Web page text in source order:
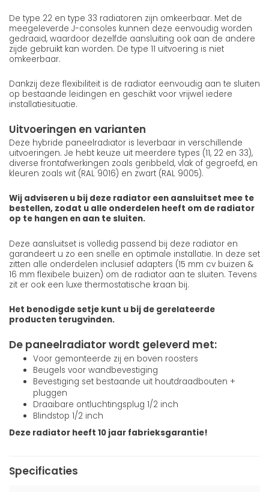
De type 22 en type 33 radiatoren zijn omkeerbaar. Met de
meegeleverde J-consoles kunnen deze eenvoudig worden
gedraaid, waardoor dezelfde aansluiting ook aan de andere
zijde gebruikt kan worden. De type 11 uitvoering is niet
omkeerbaar.
Dankzij deze flexibiliteit is de radiator eenvoudig aan te sluiten
op bestaande leidingen en geschikt voor vrijwel iedere
installatiesituatie.
Uitvoeringen en varianten
Deze hybride paneelradiator is leverbaar in verschillende
uitvoeringen. Je hebt keuze uit meerdere types (11, 22 en 33),
diverse frontafwerkingen zoals geribbeld, vlak of gegroefd, en
kleuren zoals wit (RAL 9016) en zwart (RAL 9005).
Wij adviseren u bij deze radiator een aansluitset mee te
bestellen, zodat u alle onderdelen heeft om de radiator
op te hangen en aan te sluiten.
Deze aansluitset is volledig passend bij deze radiator en
garandeert u zo een snelle en optimale installatie. In deze set
zitten alle onderdelen inclusief adapters (15 mm cv buizen &
16 mm flexibele buizen) om de radiator aan te sluiten. Tevens
zit er ook een luxe thermostatische kraan bij.
Het benodigde setje kunt u bij de gerelateerde
producten terugvinden.
De paneelradiator wordt geleverd met:
Voor gemonteerde zij en boven roosters
Beugels voor wandbevestiging
Bevestiging set bestaande uit houtdraadbouten +
pluggen
Draaibare ontluchtingsplug 1/2 inch
Blindstop 1/2 inch
Deze radiator heeft 10 jaar fabrieksgarantie!
Specificaties